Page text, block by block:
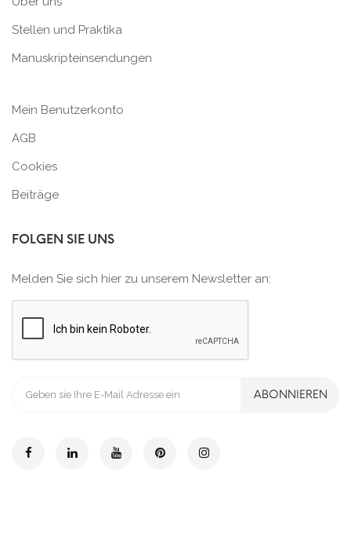
Stellen und Praktika
Manuskripteinsendungen
Mein Benutzerkonto
AGB
Cookies
Beiträge
FOLGEN SIE UNS
Melden Sie sich hier zu unserem Newsletter an:
ABONNIEREN